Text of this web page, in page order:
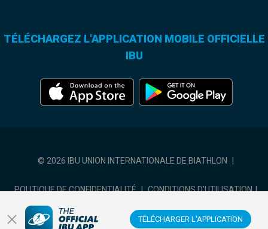
TÉLÉCHARGER L'APPLICATION
TÉLÉCHARGEZ L'APPLICATION MOBILE OFFICIELLE
IBU
© 2026 IBU UNION INTERNATIONALE DE BIATHLON
POLITIQUE DE CONFIDENTIALITÉ | CONDITIONS D'UTILISATION |
COOKIES SETTINGS